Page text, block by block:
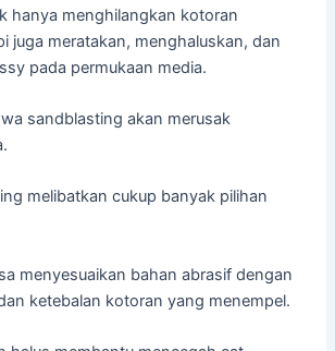
hanya menghilangkan kotoran
juga meratakan, menghaluskan, dan
pada permukaan media.
sandblasting akan merusak
melibatkan cukup banyak pilihan
menyesuaikan bahan abrasif dengan
ketebalan kotoran yang menempel.